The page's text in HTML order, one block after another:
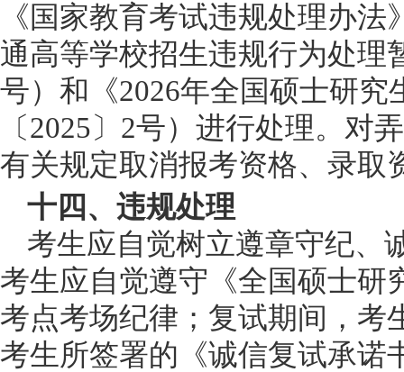
《国家教育考试违规处理办法
通高等学校招生违规行为处理
号） 和《2026年全国硕士研
〔 2025〕2号）进行处理。对
有关规定取消报考资格、录取
十四、违规处理
考生应自觉树立遵章守纪、
考生应自觉遵守《全国硕士研
考点考场纪律；复试期间，考
考生所签署的《诚信复试承诺